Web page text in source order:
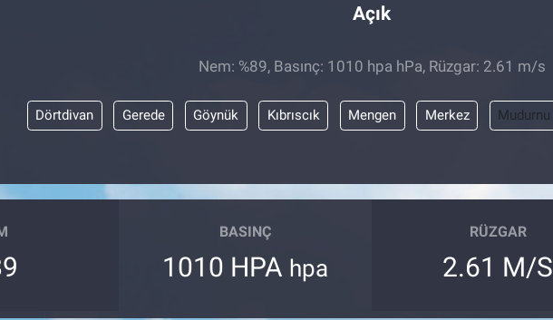
Açık
Nem: %89, Basınç: 1010 hpa hPa, Rüzgar: 2.61 m/s
Dörtdivan Gerede Göynük Kıbrıscık Mengen Merkez Mudurnu
BASINÇ
1010 HPA hpa
RÜZGAR
2.61 M/S